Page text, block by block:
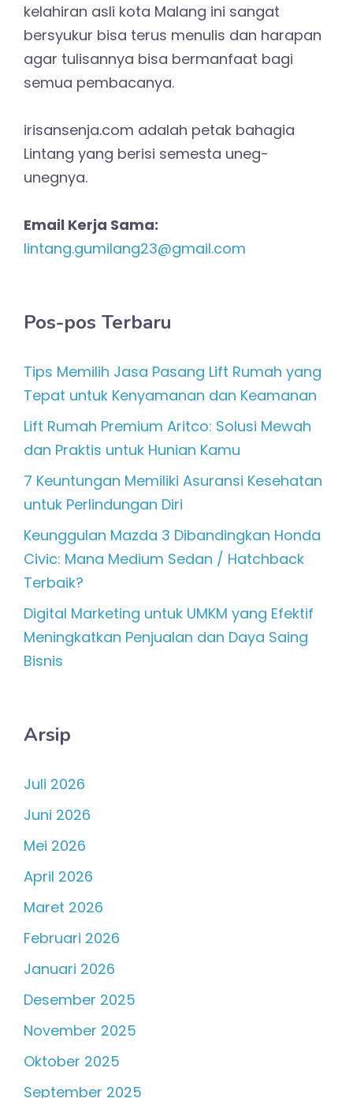
kelahiran asli kota Malang ini sangat
bersyukur bisa terus menulis dan harapan
agar tulisannya bisa bermanfaat bagi
semua pembacanya.
irisansenja.com adalah petak bahagia
Lintang yang berisi semesta uneg-
unegnya.
Email Kerja Sama:
lintang.gumilang23@gmail.com
Pos-pos Terbaru
Tips Memilih Jasa Pasang Lift Rumah yang
Tepat untuk Kenyamanan dan Keamanan
Lift Rumah Premium Aritco: Solusi Mewah
dan Praktis untuk Hunian Kamu
7 Keuntungan Memiliki Asuransi Kesehatan
untuk Perlindungan Diri
Keunggulan Mazda 3 Dibandingkan Honda
Civic: Mana Medium Sedan / Hatchback
Terbaik?
Digital Marketing untuk UMKM yang Efektif
Meningkatkan Penjualan dan Daya Saing
Bisnis
Arsip
Juli 2026
Juni 2026
Mei 2026
April 2026
Maret 2026
Februari 2026
Januari 2026
Desember 2025
November 2025
Oktober 2025
September 2025